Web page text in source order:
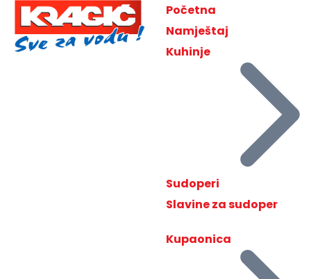
Početna
Namještaj
Kuhinje
Sudoperi
Slavine za sudoper
Kupaonica